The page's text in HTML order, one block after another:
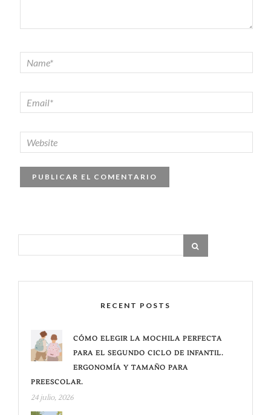
RECENT POSTS
CÓMO ELEGIR LA MOCHILA PERFECTA
PARA EL SEGUNDO CICLO DE INFANTIL.
ERGONOMÍA Y TAMAÑO PARA
PREESCOLAR.
24 julio, 2026